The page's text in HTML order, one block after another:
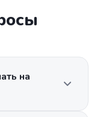
на